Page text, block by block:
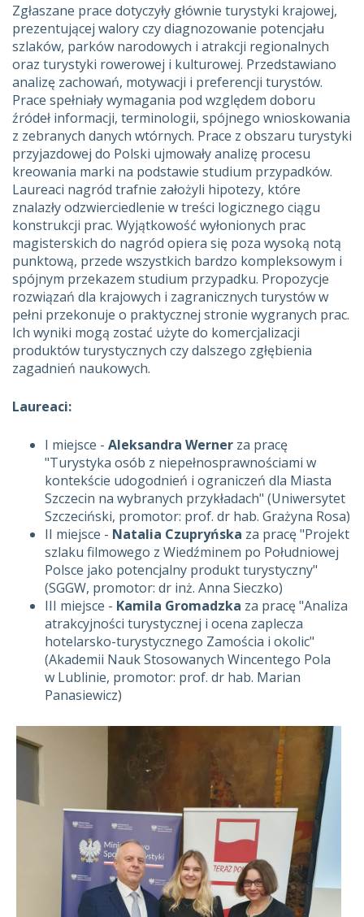
Zgłaszane prace dotyczyły głównie turystyki krajowej,
prezentującej walory czy diagnozowanie potencjału
szlaków, parków narodowych i atrakcji regionalnych
oraz turystyki rowerowej i kulturowej. Przedstawiano
analizę zachowań, motywacji i preferencji turystów.
Prace spełniały wymagania pod względem doboru
źródeł informacji, terminologii, spójnego wnioskowania
z zebranych danych wtórnych. Prace z obszaru turystyki
przyjazdowej do Polski ujmowały analizę procesu
kreowania marki na podstawie studium przypadków.
Laureaci nagród trafnie założyli hipotezy, które
znalazły odzwierciedlenie w treści logicznego ciągu
konstrukcji prac. Wyjątkowość wyłonionych prac
magisterskich do nagród opiera się poza wysoką notą
punktową, przede wszystkich bardzo kompleksowym i
spójnym przekazem studium przypadku. Propozycje
rozwiązań dla krajowych i zagranicznych turystów w
pełni przekonuje o praktycznej stronie wygranych prac.
Ich wyniki mogą zostać użyte do komercjalizacji
produktów turystycznych czy dalszego zgłębienia
zagadnień naukowych.
Laureaci:
I miejsce - Aleksandra Werner za pracę
"Turystyka osób z niepełnosprawnościami w
kontekście udogodnień i ograniczeń dla Miasta
Szczecin na wybranych przykładach" (Uniwersytet
Szczeciński, promotor: prof. dr hab. Grażyna Rosa)
II miejsce - Natalia Czupryńska za pracę "Projekt
szlaku filmowego z Wiedźminem po Południowej
Polsce jako potencjalny produkt turystyczny"
(SGGW, promotor: dr inż. Anna Sieczko)
III miejsce - Kamila Gromadzka za pracę "Analiza
atrakcyjności turystycznej i ocena zaplecza
hotelarsko-turystycznego Zamościa i okolic"
(Akademii Nauk Stosowanych Wincentego Pola
w Lublinie, promotor: prof. dr hab. Marian
Panasiewicz)